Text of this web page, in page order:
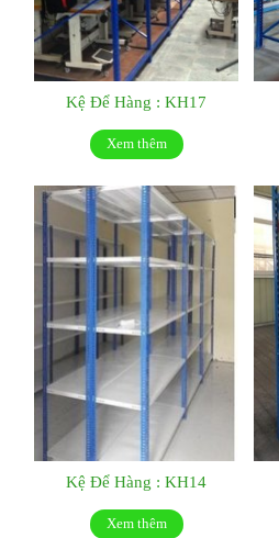
Kệ Để Hàng : KH17
Xem thêm
Kệ Để Hàng : KH14
Xem thêm